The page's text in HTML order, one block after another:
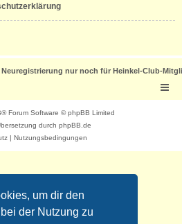
um dir den
der Nutzung zu
nur noch für Heinkel-Club-
® Forum Software © phpBB Limited
durch phpBB.de
| Nutzungsbedingungen